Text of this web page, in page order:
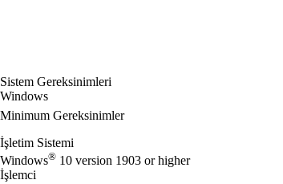
Sistem Gereksinimleri
Windows
Minimum Gereksinimler
İşletim Sistemi
Windows® 10 version 1903 or higher
İşlemci